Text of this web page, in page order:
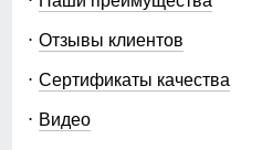
Отзывы клиентов
Сертификаты качества
Видео